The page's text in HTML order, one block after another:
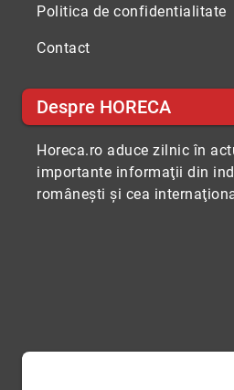
Politica de confidentialitate
Contact
Despre HORECA
Horeca.ro aduce zilnic în
importante informaţii din
româneşti şi cea